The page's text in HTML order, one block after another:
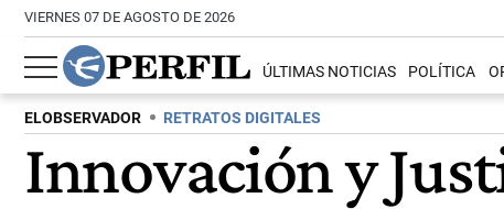
VIERNES 07 DE AGOSTO DE 2026
ÚLTIMAS NOTICIAS POLÍTICA
ELOBSERVADOR RETRATOS DIGITALES
Innovación y